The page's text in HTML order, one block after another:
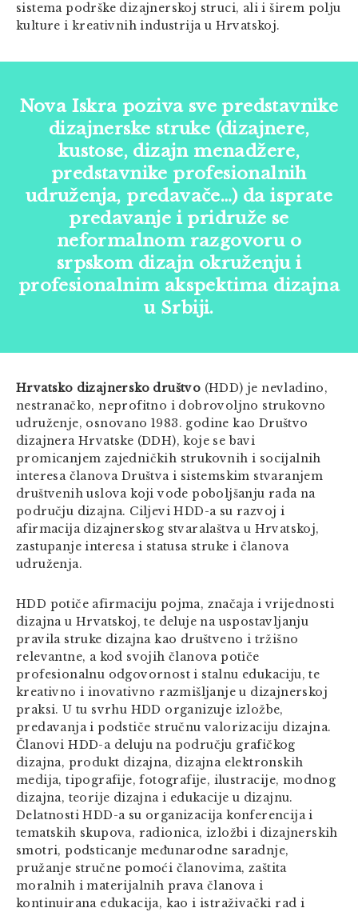
sistema podrške dizajnerskoj struci, ali i širem polju
kulture i kreativnih industrija u Hrvatskoj.
Nova Iskra poziva sve predstavnike
dizajnerske struke (dizajnere,
kustose, dizajn menadžere,
predstavnike profesionalnih
udruženja, predavače…) da isprate
predavanje i pridruže se
neformalnom razgovoru o
srpskom dizajn okruženju i
profesionalnim akspektima dizajna
u Srbiji.
Hrvatsko dizajnersko društvo (HDD) je nevladino,
nestranačko, neprofitno i dobrovoljno strukovno
udruženje, osnovano 1983. godine kao Društvo
dizajnera Hrvatske (DDH), koje se bavi
promicanjem zajedničkih strukovnih i socijalnih
interesa članova Društva i sistemskim stvaranjem
društvenih uslova koji vode poboljšanju rada na
području dizajna. Ciljevi HDD-a su razvoj i
afirmacija dizajnerskog stvaralaštva u Hrvatskoj,
zastupanje interesa i statusa struke i članova
udruženja.
HDD potiče afirmaciju pojma, značaja i vrijednosti
dizajna u Hrvatskoj, te deluje na uspostavljanju
pravila struke dizajna kao društveno i tržišno
relevantne, a kod svojih članova potiče
profesionalnu odgovornost i stalnu edukaciju, te
kreativno i inovativno razmišljanje u dizajnerskoj
praksi. U tu svrhu HDD organizuje izložbe,
predavanja i podstiče stručnu valorizaciju dizajna.
Članovi HDD-a deluju na području grafičkog
dizajna, produkt dizajna, dizajna elektronskih
medija, tipografije, fotografije, ilustracije, modnog
dizajna, teorije dizajna i edukacije u dizajnu.
Delatnosti HDD-a su organizacija konferencija i
tematskih skupova, radionica, izložbi i dizajnerskih
smotri, podsticanje međunarodne saradnje,
pružanje stručne pomoći članovima, zaštita
moralnih i materijalnih prava članova i
kontinuirana edukacija, kao i istraživački rad i